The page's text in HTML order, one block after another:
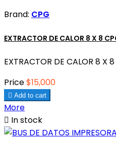
Brand: CPG
EXTRACTOR DE CALOR 8 X 8
EXTRACTOR DE CALOR 8 X
Price$15,000
 Add to cart
More
 In stock